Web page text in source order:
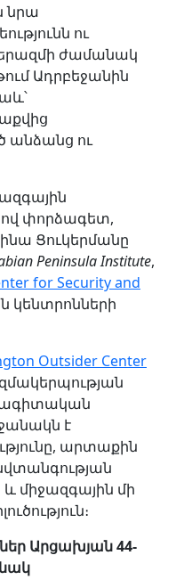
նրա
ու
ժամանակ
Ադրբեջանին
անձանց ու
փորձագետ,
Ցուկերմանը
Peninsula Institute,
for Security and
կենտրոնների
Outsider Center
է
արտաքին
և միջազգային մի
Արցախյան 44-